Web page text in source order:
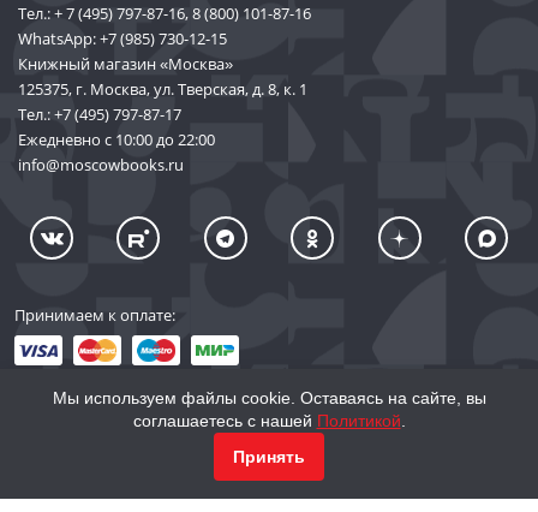
Тел.:+ 7 (495) 797-87-16,8 (800) 101-87-16
WhatsApp:+7 (985) 730-12-15
Книжный магазин «Москва»
125375, г. Москва, ул. Тверская, д. 8, к. 1
Тел.:+7 (495) 797-87-17
Ежедневно с 10:00 до 22:00
info@moscowbooks.ru
Принимаем к оплате:
© 2002–2026 «Торговый Дом Книги «МОСКВА»
Мы используем файлы cookie. Оставаясь на сайте, вы
соглашаетесь с нашей Политикой
Принять